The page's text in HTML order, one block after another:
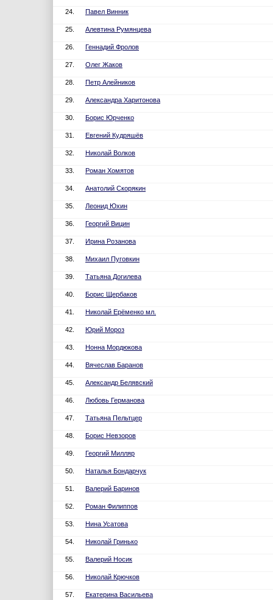
24. Павел Винник
25. Алевтина Румянцева
26. Геннадий Фролов
27. Олег Жаков
28. Петр Алейников
29. Александра Харитонова
30. Борис Юрченко
31. Евгений Кудряшёв
32. Николай Волков
33. Роман Хомятов
34. Анатолий Скорякин
35. Леонид Юхин
36. Георгий Вицин
37. Ирина Розанова
38. Михаил Пуговкин
39. Татьяна Догилева
40. Борис Щербаков
41. Николай Ерёменко мл.
42. Юрий Мороз
43. Нонна Мордюкова
44. Вячеслав Баранов
45. Александр Белявский
46. Любовь Германова
47. Татьяна Пельтцер
48. Борис Невзоров
49. Георгий Милляр
50. Наталья Бондарчук
51. Валерий Баринов
52. Роман Филиппов
53. Нина Усатова
54. Николай Гринько
55. Валерий Носик
56. Николай Крючков
57. Екатерина Васильева